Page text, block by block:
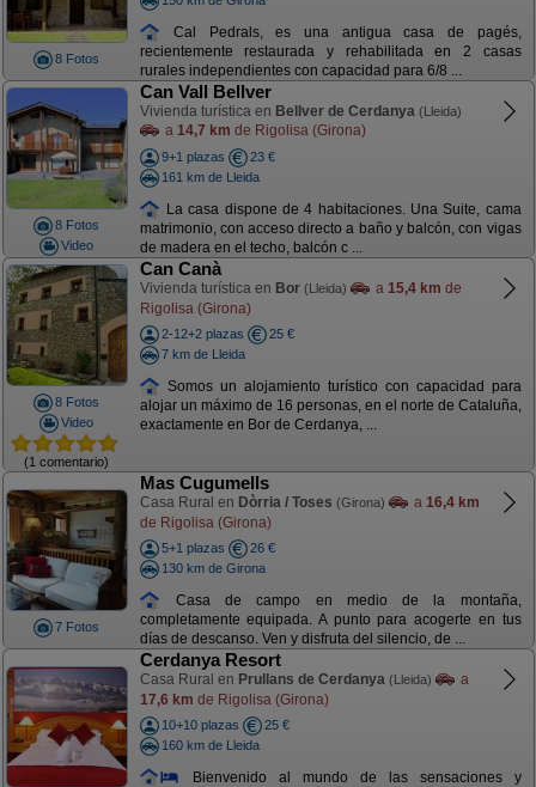
8 Fotos
Cal Pedrals, es una antigua casa de pagés,
recientemente restaurada y rehabilitada en 2 casas
rurales independientes con capacidad para 6/8 ...
8 Fotos
Video
Can Vall Bellver
Vivienda turística en Bellver de Cerdanya (Lleida)
a 14,7 km de Rigolisa (Girona)
9+1 plazas
23 €
161 km de Lleida
La casa dispone de 4 habitaciones. Una Suite, cama
matrimonio, con acceso directo a baño y balcón, con vigas
de madera en el techo, balcón c ...
8 Fotos
Video
(1 comentario)
Can Canà
Vivienda turística en Bor (Lleida) a 15,4 km de
Rigolisa (Girona)
2-12+2 plazas
25 €
7 km de Lleida
Somos un alojamiento turístico con capacidad para
alojar un máximo de 16 personas, en el norte de Cataluña,
exactamente en Bor de Cerdanya, ...
7 Fotos
Mas Cugumells
Casa Rural en Dòrria / Toses (Girona) a 16,4 km
de Rigolisa (Girona)
5+1 plazas
26 €
130 km de Girona
Casa de campo en medio de la montaña,
completamente equipada. A punto para acogerte en tus
días de descanso. Ven y disfruta del silencio, de ...
Cerdanya Resort
Casa Rural en Prullans de Cerdanya (Lleida)
a
17,6 km de Rigolisa (Girona)
10+10 plazas
25 €
160 km de Lleida
Bienvenido al mundo de las sensaciones y